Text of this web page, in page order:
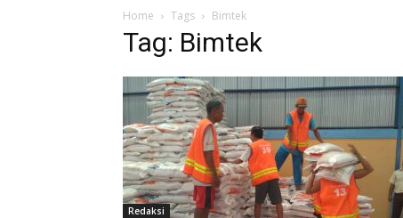
Home Tags Bimtek
Tag: Bimtek
Redaksi